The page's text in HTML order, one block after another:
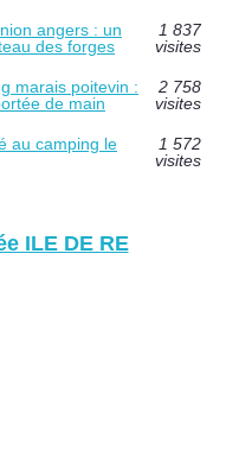
angers : un
des forges
1 837
visites
marais poitevin :
de main
2 758
visites
au camping le
1 572
visites
ILE DE RE